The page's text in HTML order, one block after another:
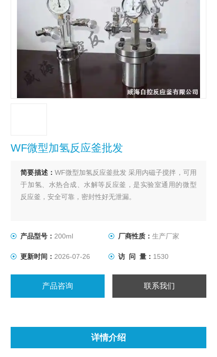
WF微型加氢反应釜批发
简要描述： WF微型加氢反应釜批发 采用内磁子搅拌，可用
于加氢、水热合成、水解等反应釜，是实验室通用的微型
反应釜，安全可靠，密封性好无泄漏。
产品型号： 200ml 厂商性质： 生产厂家
更新时间： 2026-07-26 访 问 量： 1530
产品咨询 联系我们
详情介绍